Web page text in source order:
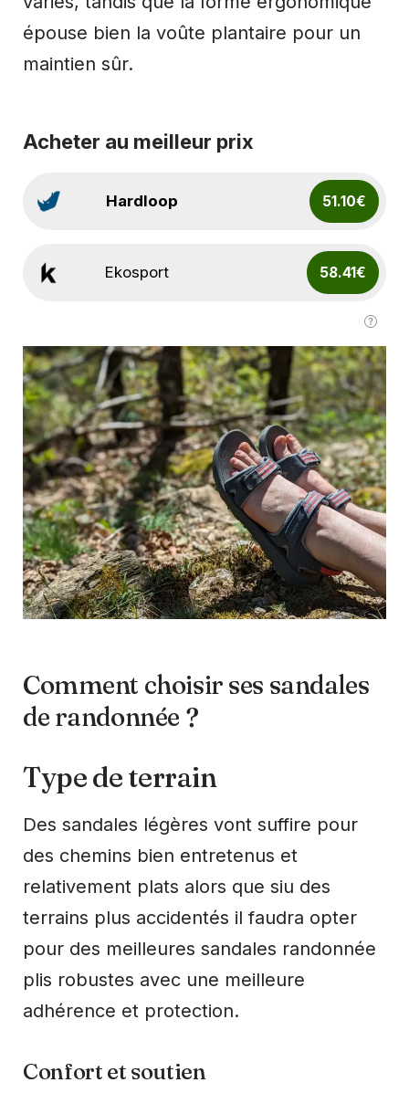
épouse bien la voûte plantaire pour un
maintien sûr.
Acheter au meilleur prix
Hardloop 51.10€
Ekosport 58.41€
Comment choisir ses sandales
de randonnée ?
Type de terrain
Des sandales légères vont suffire pour
des chemins bien entretenus et
relativement plats alors que siu des
terrains plus accidentés il faudra opter
pour des meilleures sandales randonnée
plis robustes avec une meilleure
adhérence et protection.
Confort et soutien